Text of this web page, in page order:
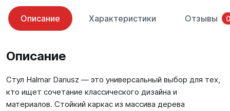
Описание Характеристики Отзывы 0
Описание
Стул Halmar Dariusz — это универсальный выбор для тех,
кто ищет сочетание классического дизайна и
материалов. Стойкий каркас из массива дерева